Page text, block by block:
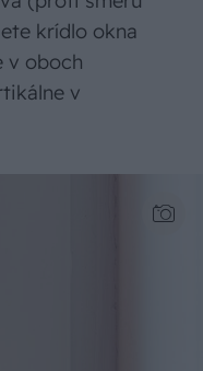
krídlo okna
v oboch
v